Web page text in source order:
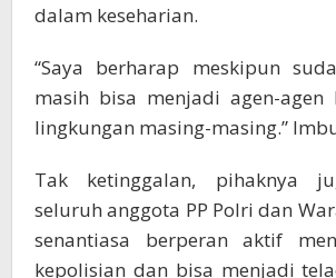
dalam keseharian.
“Saya berharap meskipun
masih bisa menjadi agen-agen
lingkungan masing-masing.”
Tak ketinggalan, pihaknya
seluruh anggota PP Polri dan
senantiasa berperan aktif
kepolisian dan bisa menjadi